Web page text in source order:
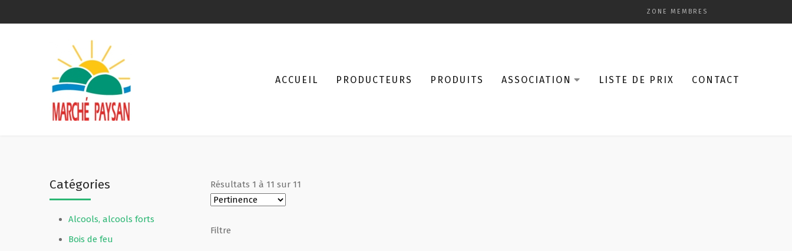
ZONE MEMBRES
ACCUEIL PRODUCTEURS PRODUITS ASSOCIATION LISTE DE PRIX CONTACT
Catégories
Alcools, alcools forts
Bois de feu
Résultats 1 à 11 sur 11
Filtre
Qui sommes-nous ?
Devenir membre
Revue de presse